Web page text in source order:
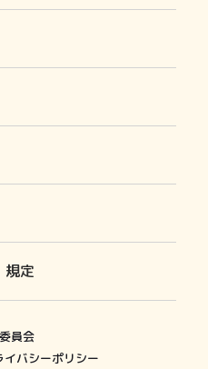
規定
員会
イバシーポリシー